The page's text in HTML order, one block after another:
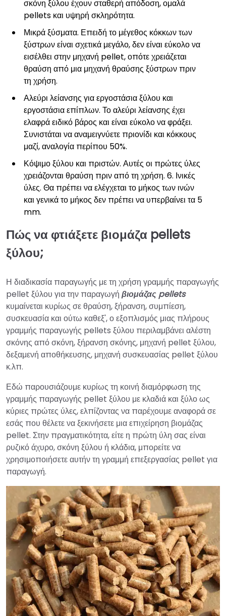
σκόνη ξύλου έχουν σταθερή απόδοση, ομαλά
pellets και υψηρή σκληρότητα.
Μικρά ξύσματα. Επειδή το μέγεθος κόκκων των
ξύστρων είναι σχετικά μεγάλο, δεν είναι εύκολο να
εισέλθει στην μηχανή pellet, οπότε χρειάζεται
θραύση από μια μηχανή θραύσης ξύστρων πριν
τη χρήση.
Αλεύρι λείανσης για εργοστάσια ξύλου και
εργοστάσια επίπλων. Το αλεύρι λείανσης έχει
ελαφρά ειδικό βάρος και είναι εύκολο να φράξει.
Συνιστάται να αναμειγνύετε πριονίδι και κόκκους
μαζί, αναλογία περίπου 50%.
Κόψιμο ξύλου και πριστών. Αυτές οι πρώτες ύλες
χρειάζονται θραύση πριν από τη χρήση. 6. Ινικές
ύλες. Θα πρέπει να ελέγχεται το μήκος των ινών
και γενικά το μήκος δεν πρέπει να υπερβαίνει τα 5
mm.
Πώς να φτιάξετε βιομάζα pellets
ξύλου;
Η διαδικασία παραγωγής με τη χρήση γραμμής παραγωγής
pellet ξύλου για την παραγωγή βιομάζας pellets
κυμαίνεται κυρίως σε θραύση, ξήρανση, συμπίεση,
συσκευασία και ούτω καθεξ', ο εξοπλισμός μιας πλήρους
γραμμής παραγωγής pellets ξύλου περιλαμβάνει αλέστη
σκόνης από σκόνη, ξήρανση σκόνης, μηχανή pellet ξύλου,
δεξαμενή αποθήκευσης, μηχανή συσκευασίας pellet ξύλου
κ.λπ.
Εδώ παρουσιάζουμε κυρίως τη κοινή διαμόρφωση της
γραμμής παραγωγής pellet ξύλου με κλαδιά και ξύλο ως
κύριες πρώτες ύλες, ελπίζοντας να παρέχουμε αναφορά σε
εσάς που θέλετε να ξεκινήσετε μια επιχείρηση βιομάζας
pellet. Στην πραγματικότητα, είτε η πρώτη ύλη σας είναι
ρυζικό άχυρο, σκόνη ξύλου ή κλάδια, μπορείτε να
χρησιμοποιήσετε αυτήν τη γραμμή επεξεργασίας pellet για
παραγωγή.